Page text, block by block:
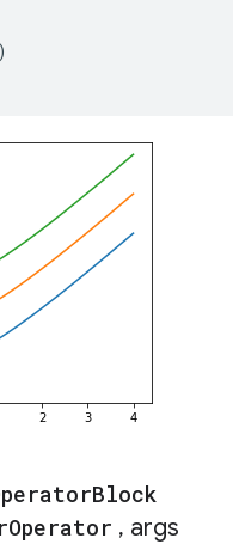
)
Block
Operator , args